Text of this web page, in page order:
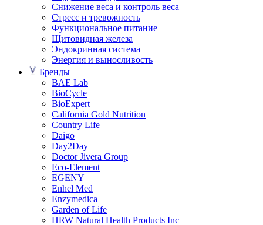
Снижение веса и контроль веса
Стресс и тревожность
Функциональное питание
Щитовидная железа
Эндокринная система
Энергия и выносливость
Бренды
BAE Lab
BioCycle
BioExpert
California Gold Nutrition
Country Life
Daigo
Day2Day
Doctor Jivera Group
Eco-Element
EGENY
Enhel Med
Enzymedica
Garden of Life
HRW Natural Health Products Inc